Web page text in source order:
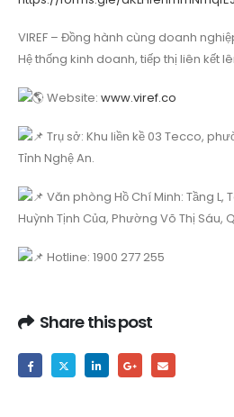
VIREF – Đồng hành cùng doanh
Hệ thống kinh doanh, tiếp thị liên kết
Website: www.viref.co
Trụ sở: Khu liền kề 03 Tecco,
Tỉnh Nghệ An.
Văn phòng Hồ Chí Minh: Tầng L,
Huỳnh Tịnh Của, Phường Võ Thị Sáu,
Hotline: 1900 277 255
Share this post